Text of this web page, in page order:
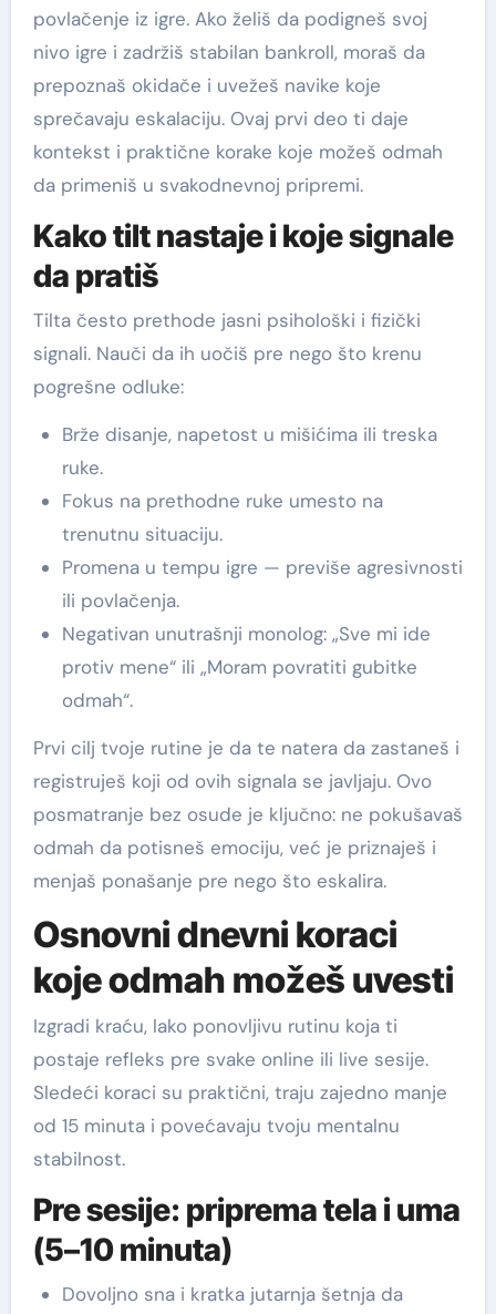
povlačenje iz igre. Ako želiš da podigneš svoj
nivo igre i zadržiš stabilan bankroll, moraš da
prepoznaš okidače i uvežeš navike koje
sprečavaju eskalaciju. Ovaj prvi deo ti daje
kontekst i praktične korake koje možeš odmah
da primeniš u svakodnevnoj pripremi.
Kako tilt nastaje i koje signale
da pratiš
Tilta često prethode jasni psihološki i fizički
signali. Nauči da ih uočiš pre nego što krenu
pogrešne odluke:
Brže disanje, napetost u mišićima ili treska
ruke.
Fokus na prethodne ruke umesto na
trenutnu situaciju.
Promena u tempu igre — previše agresivnosti
ili povlačenja.
Negativan unutrašnji monolog: „Sve mi ide
protiv mene“ ili „Moram povratiti gubitke
odmah“.
Prvi cilj tvoje rutine je da te natera da zastaneš i
registruješ koji od ovih signala se javljaju. Ovo
posmatranje bez osude je ključno: ne pokušavaš
odmah da potisneš emociju, već je priznaješ i
menjaš ponašanje pre nego što eskalira.
Osnovni dnevni koraci
koje odmah možeš uvesti
Izgradi kraću, lako ponovljivu rutinu koja ti
postaje refleks pre svake online ili live sesije.
Sledeći koraci su praktični, traju zajedno manje
od 15 minuta i povećavaju tvoju mentalnu
stabilnost.
Pre sesije: priprema tela i uma
(5–10 minuta)
Dovoljno sna i kratka jutarnja šetnja da